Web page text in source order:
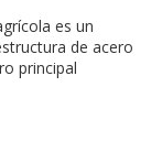
es un
de acero
principal